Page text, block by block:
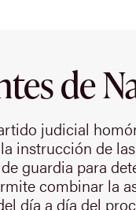
de
judicial
instrucción de
guardia para
combinar la
día a día del